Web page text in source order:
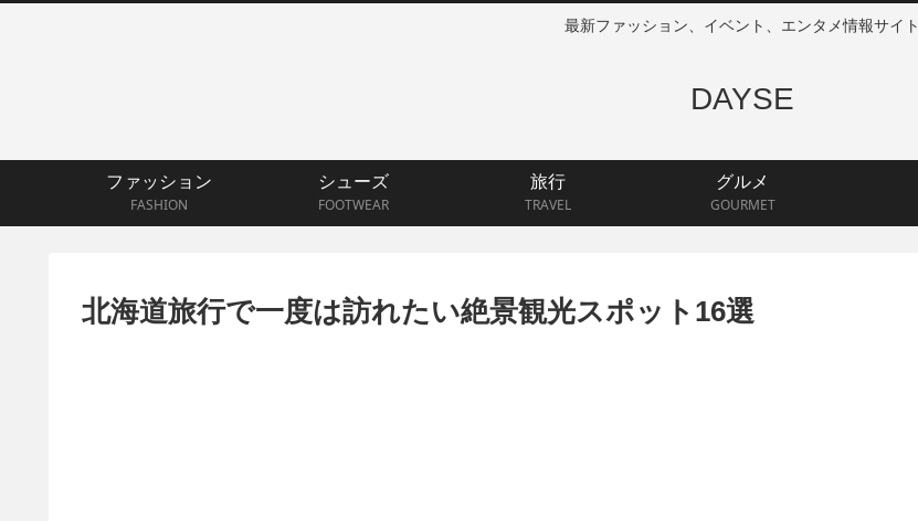
最新ファッション、イベント、エンタメ情報サイト
DAYSE
ファッション
FASHION
シューズ
FOOTWEAR
旅行
TRAVEL
グルメ
GOURMET
北海道旅行で一度は訪れたい絶景観光スポット16選